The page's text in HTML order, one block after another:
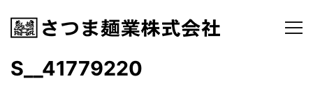
S__41779220